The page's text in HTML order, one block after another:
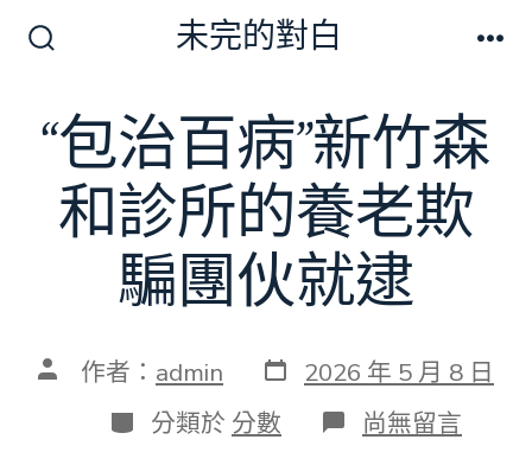
換
關
未完的對白
“包治百病”新竹森
和診所的養老欺
騙團伙就逮
文 作者： admin 發
表
日
期
2026 年 5 月 8 日
分
類
分類於 分數 在
〈“包
尚無留言